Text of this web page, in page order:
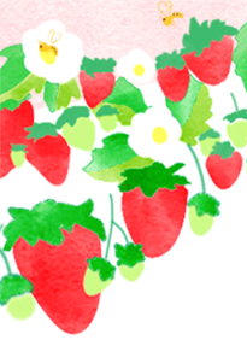
コ
ン
テ
ン
へ
ス
キ
ッ